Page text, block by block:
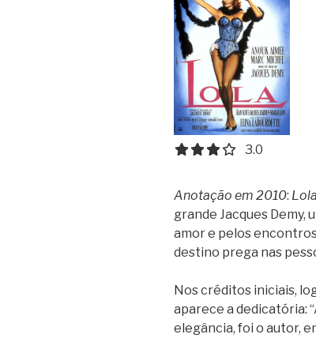
3.0 out of 5.0
3.0
Anotação em 2010: Lola
grande Jacques Demy,
amor e pelos
destino prega nas
Nos créditos iniciais,
aparece a dedicatória:
elegância, foi o autor,